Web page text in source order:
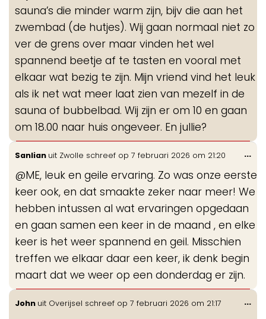
sauna’s die minder warm zijn, bijv die aan het
zwembad (de hutjes). Wij gaan normaal niet zo
ver de grens over maar vinden het wel
spannend beetje af te tasten en vooral met
elkaar wat bezig te zijn. Mijn vriend vind het leuk
als ik net wat meer laat zien van mezelf in de
sauna of bubbelbad. Wij zijn er om 10 en gaan
om 18.00 naar huis ongeveer. En jullie?
Sanlian uit Zwolle schreef op 7 februari 2026 om 21:20
@ME, leuk en geile ervaring. Zo was onze eerste
keer ook, en dat smaakte zeker naar meer! We
hebben intussen al wat ervaringen opgedaan
en gaan samen een keer in de maand , en elke
keer is het weer spannend en geil. Misschien
treffen we elkaar daar een keer, ik denk begin
maart dat we weer op een donderdag er zijn.
...
John uit Overijsel schreef op 7 februari 2026 om 21:17 ...